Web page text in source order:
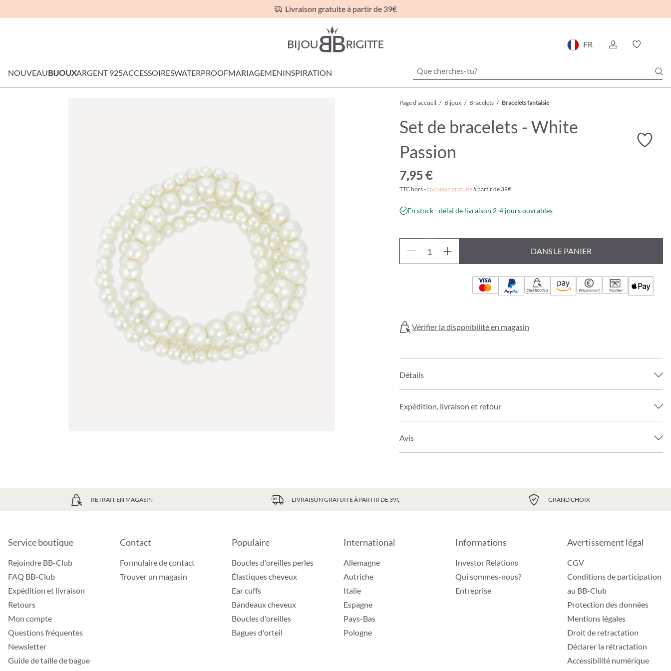
Livraison gratuite à partir de 39€
FR
NOUVEAUBIJOUXARGENT 925ACCESSOIRESWATERPROOFMARIAGEMENINSPIRATION
Page d’accueil / Bijoux / Bracelets / Bracelets fantaisie
Set de bracelets - White
Passion
7,95 €
TTC hors - Livraison gratuiteà partir de 39€
En stock - délai de livraison 2-4 jours ouvrables
DANS LE PANIER
Click&Collect Prépaiement Voucher
Vérifier la disponibilité en magasin
Détails
Expédition, livraison et retour
Avis
RETRAIT EN MAGASIN LIVRAISON GRATUITE À PARTIR DE 39€ GRAND CHOIX
Service boutique
Rejoindre BB-Club
FAQ BB-Club
Expédition et livraison
Retours
Mon compte
Questions fréquentes
Newsletter
Guide de taille de bague
Contact
Formulaire de contact
Trouver un magasin
Populaire
Boucles d'oreilles perles
Élastiques cheveux
Ear cuffs
Bandeaux cheveux
Boucles d'oreilles
Bagues d'orteil
International
Allemagne
Autriche
Italie
Espagne
Pays-Bas
Pologne
Informations
Investor Relations
Qui sommes-nous?
Entreprise
Avertissement légal
CGV
Conditions de participation
au BB-Club
Protection des données
Mentions légales
Droit de retractation
Déclarer la rétractation
Accessibilité numérique